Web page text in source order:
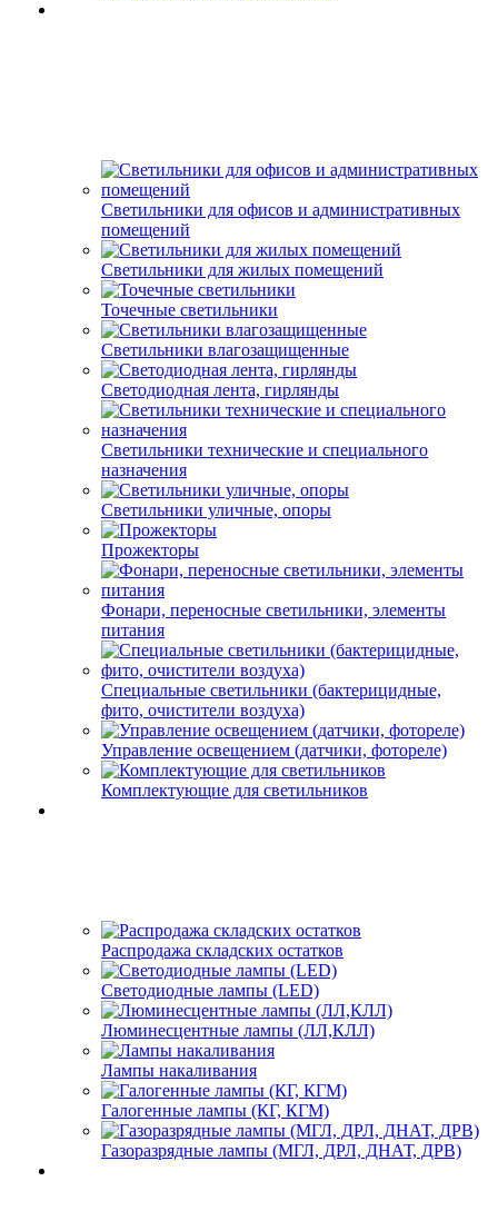
Светильники для офисов и административных
помещений
Светильники для жилых помещений
Точечные светильники
Светильники влагозащищенные
Светодиодная лента, гирлянды
Светильники технические и специального
назначения
Светильники уличные, опоры
Прожекторы
Фонари, переносные светильники, элементы
питания
Специальные светильники (бактерицидные,
фито, очистители воздуха)
Управление освещением (датчики, фотореле)
Комплектующие для светильников
Распродажа складских остатков
Светодиодные лампы (LED)
Люминесцентные лампы (ЛЛ,КЛЛ)
Лампы накаливания
Галогенные лампы (КГ, КГМ)
Газоразрядные лампы (МГЛ, ДРЛ, ДНАТ, ДРВ)